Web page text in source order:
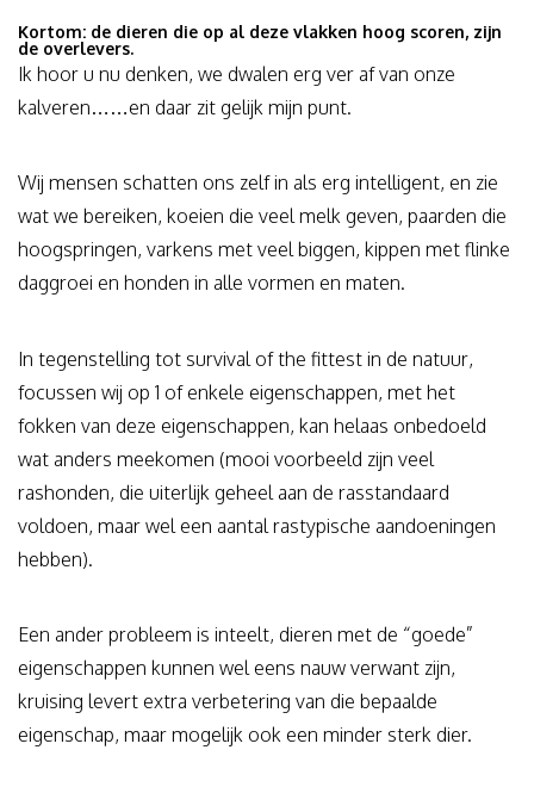
Kortom: de dieren die op al deze vlakken hoog scoren, zijn
de overlevers.
Ik hoor u nu denken, we dwalen erg ver af van onze
kalveren……en daar zit gelijk mijn punt.
Wij mensen schatten ons zelf in als erg intelligent, en zie
wat we bereiken, koeien die veel melk geven, paarden die
hoogspringen, varkens met veel biggen, kippen met flinke
daggroei en honden in alle vormen en maten.
In tegenstelling tot survival of the fittest in de natuur,
focussen wij op 1 of enkele eigenschappen, met het
fokken van deze eigenschappen, kan helaas onbedoeld
wat anders meekomen (mooi voorbeeld zijn veel
rashonden, die uiterlijk geheel aan de rasstandaard
voldoen, maar wel een aantal rastypische aandoeningen
hebben).
Een ander probleem is inteelt, dieren met de “goede”
eigenschappen kunnen wel eens nauw verwant zijn,
kruising levert extra verbetering van die bepaalde
eigenschap, maar mogelijk ook een minder sterk dier.